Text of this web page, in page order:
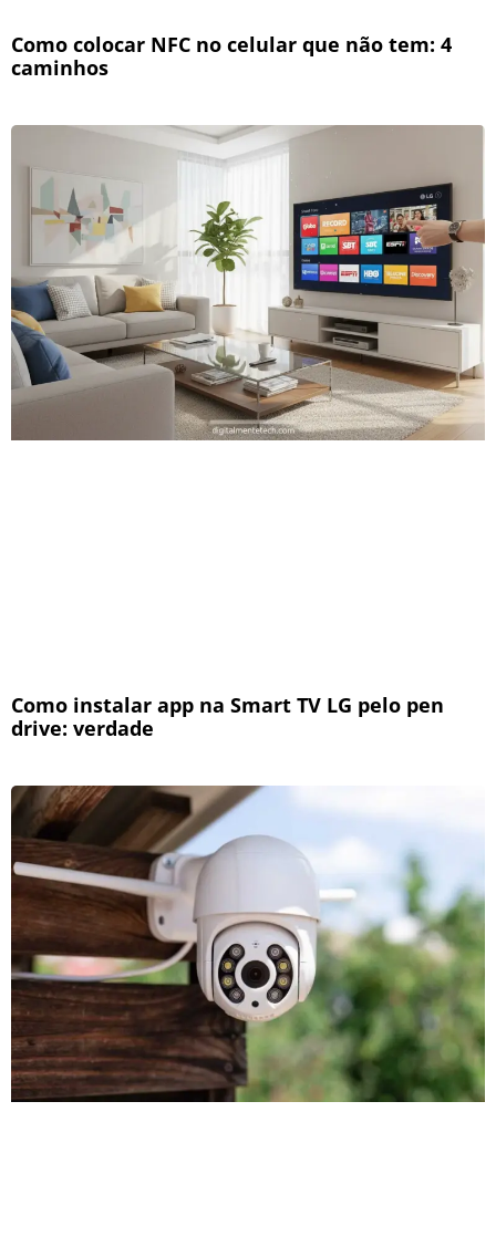
Como colocar NFC no celular que não tem: 4
caminhos
Como instalar app na Smart TV LG pelo pen
drive: verdade